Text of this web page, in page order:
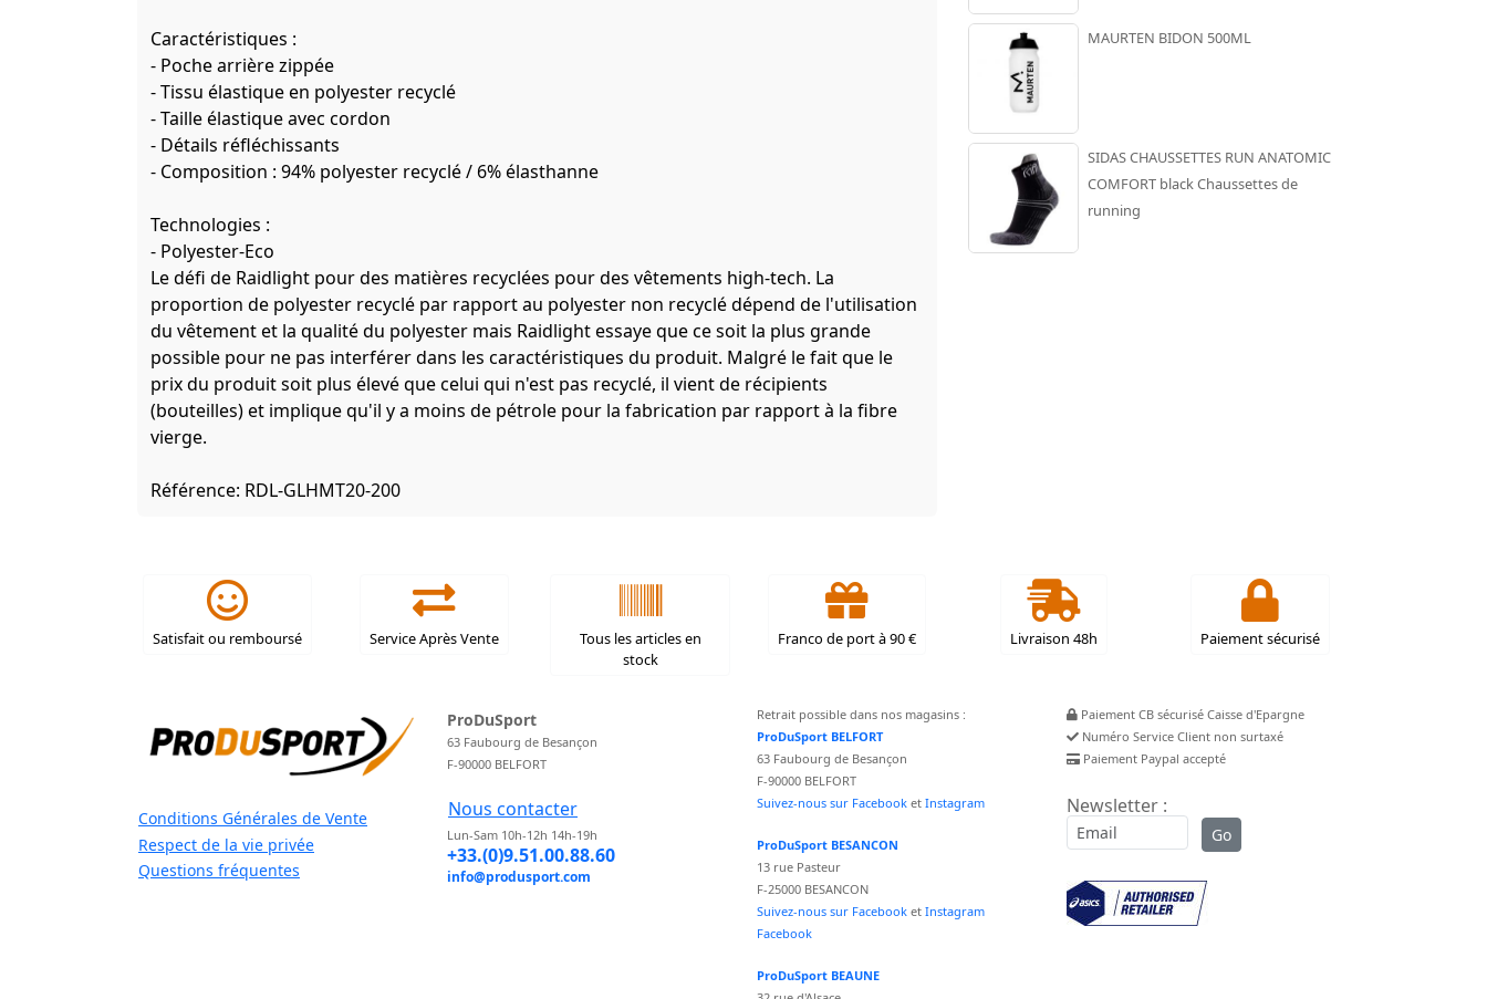
Caractéristiques :
- Poche arrière zippée
- Tissu élastique en polyester recyclé
- Taille élastique avec cordon
- Détails réfléchissants
- Composition : 94% polyester recyclé / 6% élasthanne
Technologies :
- Polyester-Eco
Le défi de Raidlight pour des matières recyclées pour des vêtements high-tech. La
proportion de polyester recyclé par rapport au polyester non recyclé dépend de l'utilisation
du vêtement et la qualité du polyester mais Raidlight essaye que ce soit la plus grande
possible pour ne pas interférer dans les caractéristiques du produit. Malgré le fait que le
prix du produit soit plus élevé que celui qui n'est pas recyclé, il vient de récipients
(bouteilles) et implique qu'il y a moins de pétrole pour la fabrication par rapport à la fibre
vierge.
Référence: RDL-GLHMT20-200
MAURTEN BIDON 500ML
SIDAS CHAUSSETTES RUN ANATOMIC
COMFORT black Chaussettes de
running
Satisfait ou remboursé Service Après Vente
Tous les articles en
stock
Franco de port à 90 € Livraison 48h Paiement sécurisé
Conditions Générales de Vente
Respect de la vie privée
Questions fréquentes
ProDuSport
63 Faubourg de Besançon
F-90000 BELFORT
Nous contacter
Lun-Sam 10h-12h 14h-19h
+33.(0)9.51.00.88.60
info@produsport.com
Retrait possible dans nos magasins :
ProDuSport BELFORT
63 Faubourg de Besançon
F-90000 BELFORT
Suivez-nous sur Facebook et Instagram
ProDuSport BESANCON
13 rue Pasteur
F-25000 BESANCON
Suivez-nous sur Facebook et Instagram
Facebook
ProDuSport BEAUNE
Paiement CB sécurisé Caisse d'Epargne
Numéro Service Client non surtaxé
Paiement Paypal accepté
Newsletter :